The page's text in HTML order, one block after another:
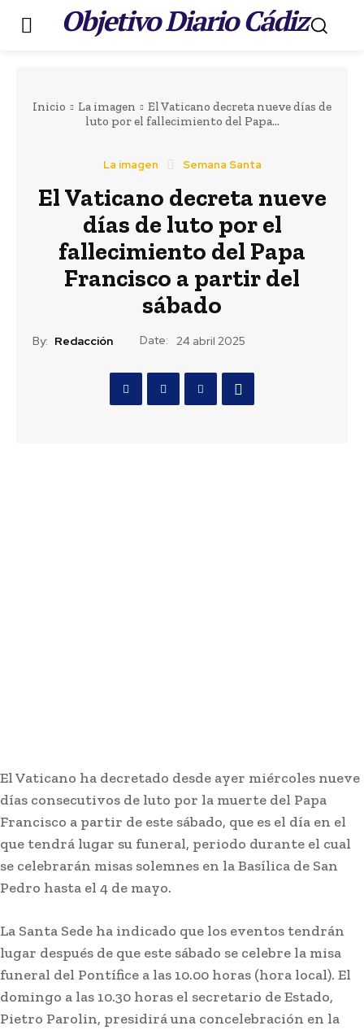
Objetivo Diario Cádiz.
Inicio La imagen
El Vaticano decreta nueve días de
luto por el fallecimiento del Papa...
La imagen Semana Santa
El Vaticano decreta nueve
días de luto por el
fallecimiento del Papa
Francisco a partir del
sábado
By: Redacción Date: 24 abril 2025
El Vaticano ha decretado desde ayer miércoles nueve
días consecutivos de luto por la muerte del Papa
Francisco a partir de este sábado, que es el día en el
que tendrá lugar su funeral, periodo durante el cual
se celebrarán misas solemnes en la Basílica de San
Pedro hasta el 4 de mayo.
La Santa Sede ha indicado que los eventos tendrán
lugar después de que este sábado se celebre la misa
funeral del Pontífice a las 10.00 horas (hora local). El
domingo a las 10.30 horas el secretario de Estado,
Pietro Parolin, presidirá una concelebración en la